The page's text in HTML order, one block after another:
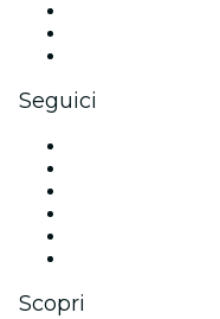
Seguici
Scopri